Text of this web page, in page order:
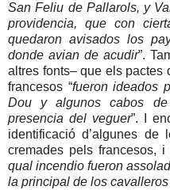
San Feliu de Pallarols, y
providencia, que con
quedaron avisados los
donde avian de acudir”.
altres fonts– que els pactes
francesos “fueron ideados
Dou y algunos cabos
presencia del veguer”. I
identificació d’algunes
cremades pels francesos,
qual incendio fueron
la principal de los